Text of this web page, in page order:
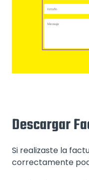
Descargar
Si realizaste la
correctamente